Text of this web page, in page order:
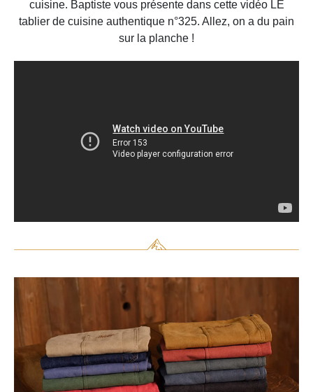
cuisine. Baptiste vous présente dans cette vidéo LE
tablier de cuisine authentique n°325. Allez, on a du pain
sur la planche !